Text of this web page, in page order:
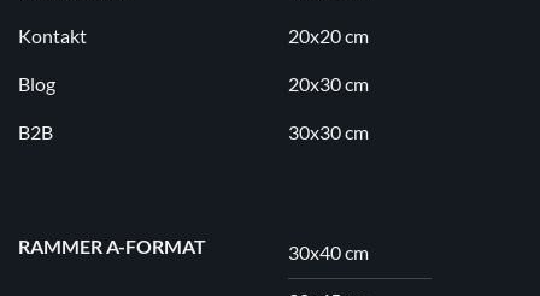
Kontakt
Blog
B2B
20x20 cm
20x30 cm
30x30 cm
RAMMER A-FORMAT 30x40 cm